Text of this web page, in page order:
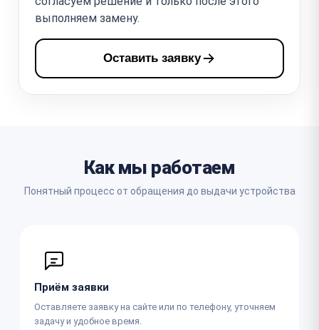
выполняем замену.
Оставить заявку
Как мы работаем
Понятный процесс от обращения до выдачи устройства
Приём заявки
Оставляете заявку на сайте или по телефону, уточняем
задачу и удобное время.